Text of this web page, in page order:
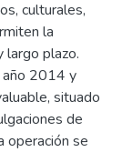
culturales,
la
largo plazo.
año 2014 y
situado
de
operación se